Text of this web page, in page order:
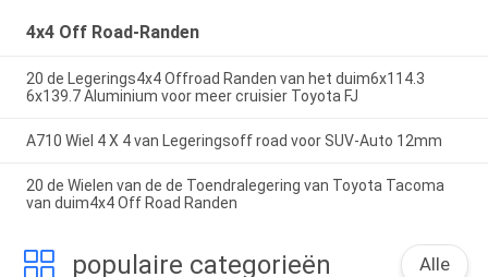
4x4 Off Road-Randen
20 de Legerings4x4 Offroad Randen van het duim6x114.3
6x139.7 Aluminium voor meer cruisier Toyota FJ
A710 Wiel 4 X 4 van Legeringsoff road voor SUV-Auto 12mm
20 de Wielen van de de Toendralegering van Toyota Tacoma
van duim4x4 Off Road Randen
populaire categorieën Alle